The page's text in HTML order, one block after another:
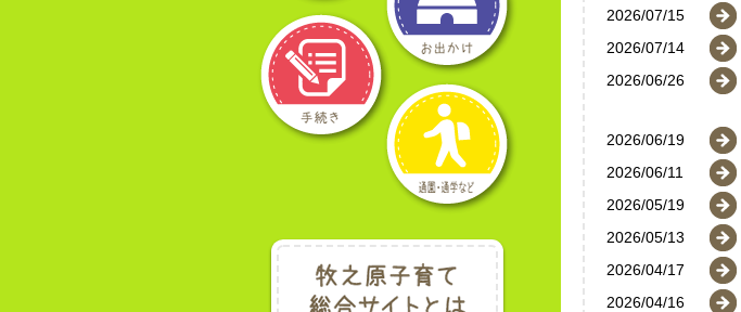
2026/07/15
2026/07/14
2026/06/26
2026/06/19
2026/06/11
2026/05/19
2026/05/13
2026/04/17
2026/04/16